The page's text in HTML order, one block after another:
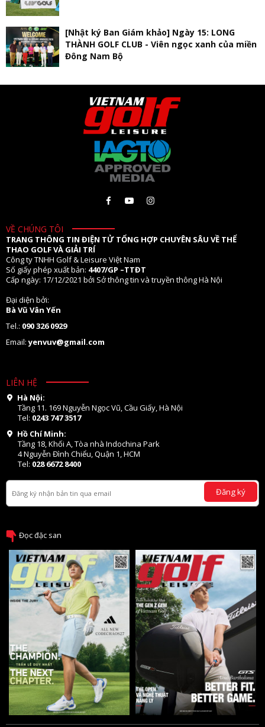
[Nhật ký Ban Giám khảo] Ngày 15: LONG
THÀNH GOLF CLUB - Viên ngọc xanh của miền
Đông Nam Bộ
VỀ CHÚNG TÔI
TRANG THÔNG TIN ĐIỆN TỬ TỔNG HỢP CHUYÊN SÂU VỀ THỂ
THAO GOLF VÀ GIẢI TRÍ
Công ty TNHH Golf & Leisure Việt Nam
Số giấy phép xuất bản: 4407/GP –TTĐT
Cấp ngày: 17/12/2021 bởi Sở thông tin và truyền thông Hà Nội
Đại diện bởi:
Bà Vũ Vân Yến
Tel.: 090 326 0929
Email:yenvuv@gmail.com
LIÊN HỆ
Hà Nội:
Tầng 11. 169 Nguyễn Ngọc Vũ, Cầu Giấy, Hà Nội
Tel: 0243 747 3517
Hồ Chí Minh:
Tầng 18, Khối A, Tòa nhà Indochina Park
4 Nguyễn Đình Chiểu, Quận 1, HCM
Tel: 028 6672 8400
Đăng ký
Đọc đặc san